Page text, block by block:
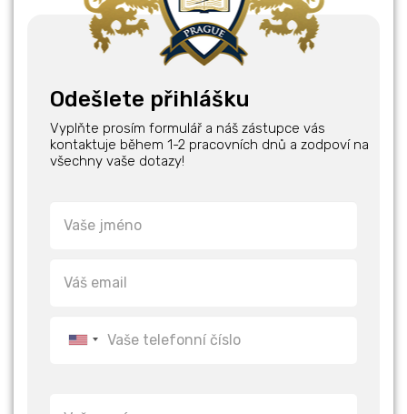
Odešlete přihlášku
Vyplňte prosím formulář a náš zástupce vás
kontaktuje během 1-2 pracovních dnů a zodpoví na
všechny vaše dotazy!